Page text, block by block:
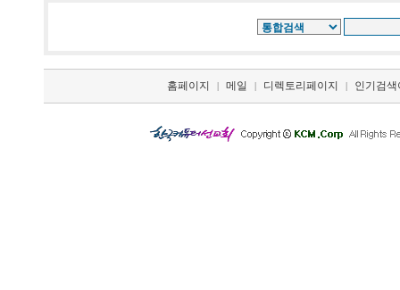
홈페이지 | 메일 | 디렉토리페이지 | 인기검색